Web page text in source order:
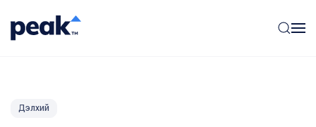
Дэлхий